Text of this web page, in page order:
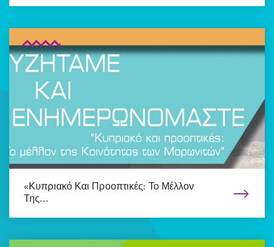
«Κυπριακό Και Προοπτικές: Το Μέλλον
Της…